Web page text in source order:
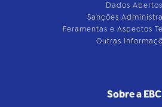
Dados Abertos
Sanções
Feramentas e Aspectos
Outras
Sobre a EBC